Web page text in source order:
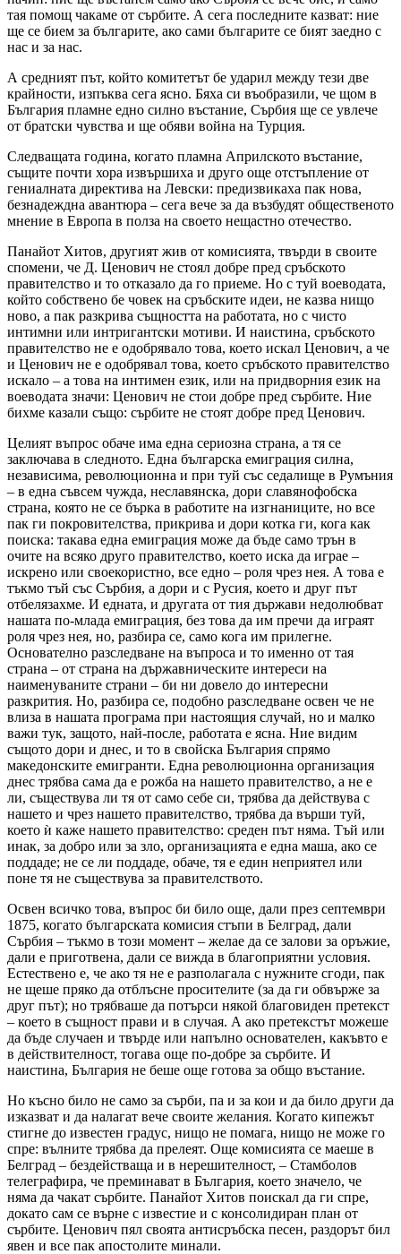
тая помощ чакаме от сърбите. А сега последните казват: ние
ще се бием за българите, ако сами българите се бият заедно с
нас и за нас.
А средният път, който комитетът бе ударил между тези две
крайности, изпъква сега ясно. Бяха си въобразили, че щом в
България пламне едно силно въстание, Сърбия ще се увлече
от братски чувства и ще обяви война на Турция.
Следващата година, когато пламна Априлското въстание,
същите почти хора извършиха и друго още отстъпление от
гениалната директива на Левски: предизвикаха пак нова,
безнадеждна авантюра – сега вече за да възбудят общественото
мнение в Европа в полза на своето нещастно отечество.
Панайот Хитов, другият жив от комисията, твърди в своите
спомени, че Д. Ценович не стоял добре пред сръбското
правителство и то отказало да го приеме. Но с туй воеводата,
който собствено бе човек на сръбските идеи, не казва нищо
ново, а пак разкрива същността на работата, но с чисто
интимни или интригантски мотиви. И наистина, сръбското
правителство не е одобрявало това, което искал Ценович, а че
и Ценович не е одобрявал това, което сръбското правителство
искало – а това на интимен език, или на придворния език на
воеводата значи: Ценович не стои добре пред сърбите. Ние
бихме казали също: сърбите не стоят добре пред Ценович.
Целият въпрос обаче има една сериозна страна, а тя се
заключава в следното. Една българска емиграция силна,
независима, революционна и при туй със седалище в Румъния
– в една съвсем чужда, неславянска, дори славянофобска
страна, която не се бърка в работите на изгнаниците, но все
пак ги покровителства, прикрива и дори котка ги, кога как
поиска: такава една емиграция може да бъде само трън в
очите на всяко друго правителство, което иска да играе –
искрено или своекористно, все едно – роля чрез нея. А това е
тъкмо тъй със Сърбия, а дори и с Русия, което и друг път
отбелязахме. И едната, и другата от тия държави недолюбват
нашата по-млада емиграция, без това да им пречи да играят
роля чрез нея, но, разбира се, само кога им прилегне.
Основателно разследване на въпроса и то именно от тая
страна – от страна на държавническите интереси на
наименуваните страни – би ни довело до интересни
разкрития. Но, разбира се, подобно разследване освен че не
влиза в нашата програма при настоящия случай, но и малко
важи тук, защото, най-после, работата е ясна. Ние видим
същото дори и днес, и то в свойска България спрямо
македонските емигранти. Една революционна организация
днес трябва сама да е рожба на нашето правителство, а не е
ли, съществува ли тя от само себе си, трябва да действува с
нашето и чрез нашето правителство, трябва да върши туй,
което ѝ каже нашето правителство: среден път няма. Тъй или
инак, за добро или за зло, организацията е една маша, ако се
поддаде; не се ли поддаде, обаче, тя е един неприятел или
поне тя не съществува за правителството.
Освен всичко това, въпрос би било още, дали през септември
1875, когато българската комисия стъпи в Белград, дали
Сърбия – тъкмо в този момент – желае да се залови за оръжие,
дали е приготвена, дали се вижда в благоприятни условия.
Естествено е, че ако тя не е разполагала с нужните сгоди, пак
не щеше пряко да отблъсне просителите (за да ги обвърже за
друг път); но трябваше да потърси някой благовиден претекст
– което в същност прави и в случая. А ако претекстът можеше
да бъде случаен и твърде или напълно основателен, какъвто е
в действителност, тогава още по-добре за сърбите. И
наистина, България не беше още готова за общо въстание.
Но късно било не само за сърби, па и за кои и да било други да
изказват и да налагат вече своите желания. Когато кипежът
стигне до известен градус, нищо не помага, нищо не може го
спре: вълните трябва да прелеят. Още комисията се маеше в
Белград – бездействаща и в нерешителност, – Стамболов
телеграфира, че преминават в България, което значело, че
няма да чакат сърбите. Панайот Хитов поискал да ги спре,
докато сам се върне с известие и с консолидиран план от
сърбите. Ценович пял своята антисръбска песен, раздорът бил
явен и все пак апостолите минали.